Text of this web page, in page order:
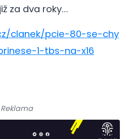
za dva roky…
clanek/pcie-80-se-chy
1-tbs-na-x16
Reklama